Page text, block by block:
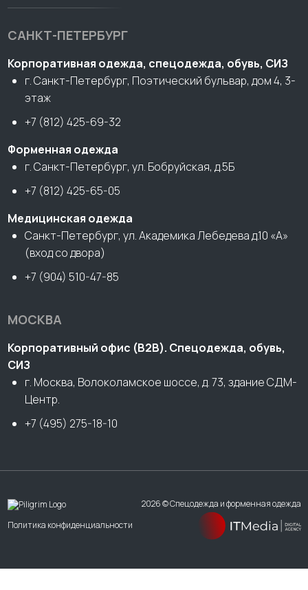
САНКТ-ПЕТЕРБУРГ
Корпоративная одежда, спецодежда, обувь, СИЗ
г. Санкт-Петербург, Поэтический бульвар, дом 4, 3-
этаж
+7 (812) 425-69-32
Форменная одежда
г. Санкт-Петербург, ул. Бобруйская, д.5Б
+7 (812) 425-65-05
Медицинская одежда
Санкт-Петербург, ул. Академика Лебедева д.10 «А»
(вход со двора)
+7 (904) 510-47-85
МОСКВА
Корпоративный офис (В2В). Спецодежда, обувь,
СИЗ
г. Москва, Волоколамское шоссе, д. 73, здание СДМ-
Центр.
+7 (495) 275-18-10
2026 © Спецодежда и форменная одежда
Политика конфиденциальности